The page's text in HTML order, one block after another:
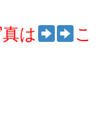
は こ